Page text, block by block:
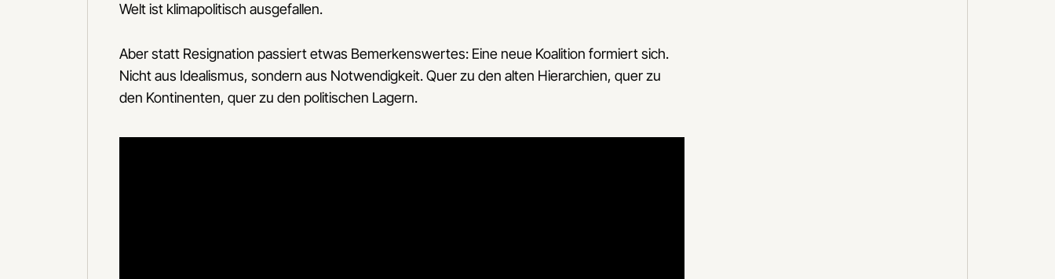
Welt ist klimapolitisch ausgefallen.
Aber statt Resignation passiert etwas Bemerkenswertes: Eine neue Koalition formiert sich.
Nicht aus Idealismus, sondern aus Notwendigkeit. Quer zu den alten Hierarchien, quer zu
den Kontinenten, quer zu den politischen Lagern.